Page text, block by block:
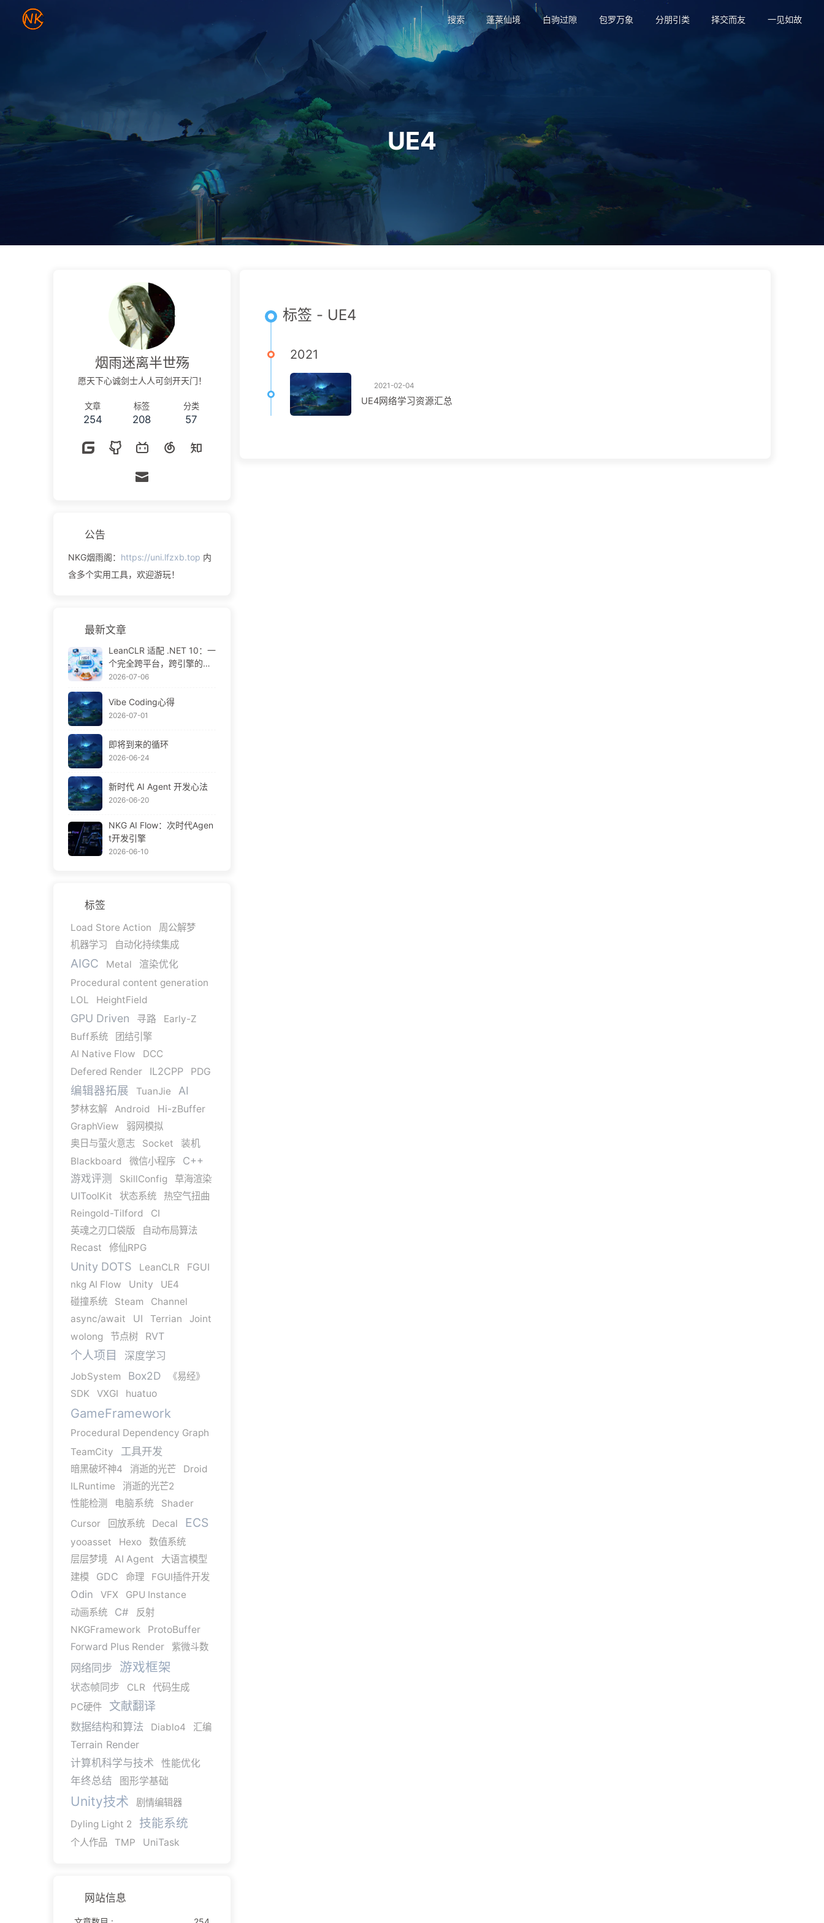
搜索 蓬莱仙境 白驹过隙 包罗万象 分朋引类 择交而友 一见如故
UE4
标签 - UE4
2021
2021-02-04
UE4网络学习资源汇总
烟雨迷离半世殇
愿天下心诚剑士人人可剑开天门！
文章
254
标签
208
分类
57
公告
NKG烟雨阁： https://uni.lfzxb.top 内
含多个实用工具，欢迎游玩！
最新文章
LeanCLR 适配 .NET 10：一
个完全跨平台，跨引擎的C#
运行时
2026-07-06
Vibe Coding心得
2026-07-01
即将到来的循环
2026-06-24
新时代 AI Agent 开发心法
2026-06-20
NKG AI Flow：次时代Agen
t开发引擎
2026-06-10
标签
Load Store Action
周公解梦
机器学习
自动化持续集成
AIGC Metal
渲染优化
Procedural content generation
LOL
HeightField
GPU Driven 寻路
Early-Z
Buff系统
团结引擎
AI Native Flow
DCC
Defered Render
IL2CPP PDG
编辑器拓展 TuanJie AI
梦林玄解 Android
Hi-zBuffer
GraphView
弱网模拟
奥日与萤火意志
Socket
装机
Blackboard
微信小程序
C++
游戏评测
SkillConfig
草海渲染
UIToolKit
状态系统
热空气扭曲
Reingold-Tilford
CI
英魂之刃口袋版
自动布局算法
Recast
修仙RPG
Unity DOTS LeanCLR
FGUI
nkg AI Flow
Unity
UE4
碰撞系统
Steam
Channel
async/await
UI Terrian
Joint
wolong
节点树 RVT
个人项目 深度学习
JobSystem Box2D
《易经》
SDK
VXGI huatuo
GameFramework
Procedural Dependency Graph
TeamCity
工具开发
暗黑破坏神4 消逝的光芒
Droid
ILRuntime
消逝的光芒2
性能检测
电脑系统
Shader
Cursor
回放系统 Decal ECS
yooasset Hexo
数值系统
层层梦境
AI Agent
大语言模型
建模
GDC 命理 FGUI插件开发
Odin VFX
GPU Instance
动画系统
C#
反射
NKGFramework
ProtoBuffer
Forward Plus Render
紫微斗数
网络同步 游戏框架
状态帧同步 CLR
代码生成
PC硬件
文献翻译
数据结构和算法 Diablo4 汇编
Terrain Render
计算机科学与技术
性能优化
年终总结 图形学基础
Unity技术
剧情编辑器
Dyling Light 2
技能系统
个人作品 TMP UniTask
网站信息